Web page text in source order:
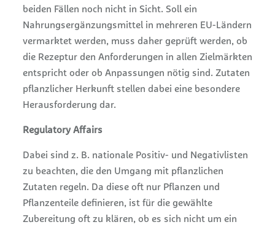
beiden Fällen noch nicht in Sicht. Soll ein
Nahrungsergänzungsmittel in mehreren EU-Ländern
vermarktet werden, muss daher geprüft werden, ob
die Rezeptur den Anforderungen in allen Zielmärkten
entspricht oder ob Anpassungen nötig sind. Zutaten
pflanzlicher Herkunft stellen dabei eine besondere
Herausforderung dar.
Regulatory Affairs
Dabei sind z. B. nationale Positiv- und Negativlisten
zu beachten, die den Umgang mit pflanzlichen
Zutaten regeln. Da diese oft nur Pflanzen und
Pflanzenteile definieren, ist für die gewählte
Zubereitung oft zu klären, ob es sich nicht um ein